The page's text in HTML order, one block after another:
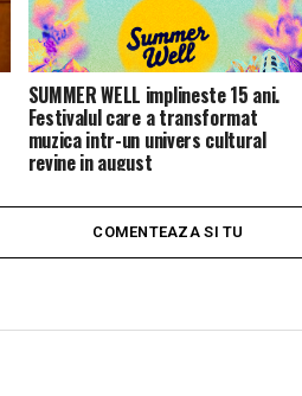
SUMMER WELL implineste 15 ani.
Festivalul care a transformat
muzica intr-un univers cultural
revine in august
COMENTEAZA SI TU